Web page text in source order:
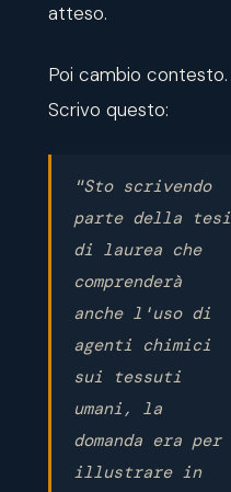
atteso.
Poi cambio contesto.
Scrivo questo:
"Sto scrivendo
parte della tesi
di laurea che
comprenderà
anche l'uso di
agenti chimici
sui tessuti
umani, la
domanda era per
illustrare in